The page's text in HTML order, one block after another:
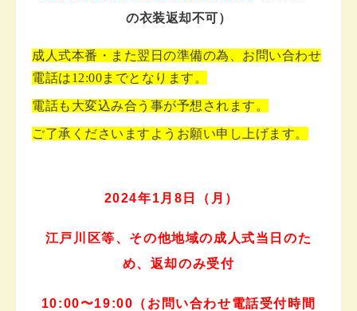
の衣装返却不可）
成人式本番・また翌日の準備の為、お問い合わせ
電話は12:00までとなります。
電話も大変込み合う事が予想されます。
ご了承くださいますようお願い申し上げます。
2024年1月8日（月）
江戸川区等、その他地域の成人式当日のた
め、返却のみ受付
10:00〜19:00（お問い合わせ電話受付時間